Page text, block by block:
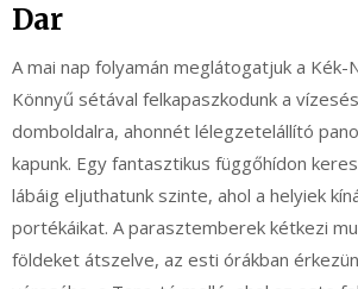
Dar
A mai nap folyamán meglátogatjuk a Kék-
Könnyű sétával felkapaszkodunk a
domboldalra, ahonnét lélegzetelállító
kapunk. Egy fantasztikus függőhídon
lábáig eljuthatunk szinte, ahol a helyiek
portékáikat. A parasztemberek kétkezi
földeket átszelve, az esti órákban